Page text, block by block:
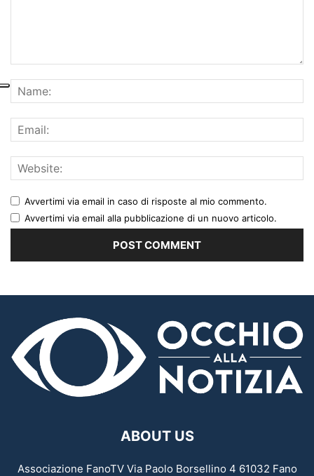
Avvertimi via email in caso di risposte al mio commento.
Avvertimi via email alla pubblicazione di un nuovo articolo.
ABOUT US
Associazione FanoTV Via Paolo Borsellino 4 61032 Fano